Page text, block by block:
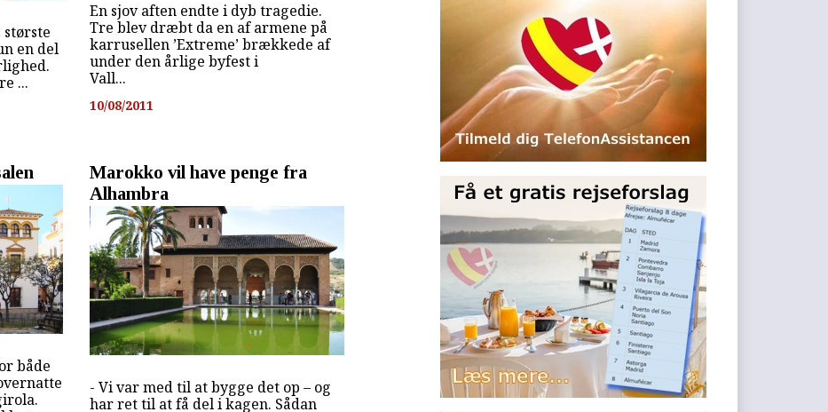
en del
...
En sjov aften endte i dyb tragedie.
Tre blev dræbt da en af armene på
karrusellen ’Extreme’ brækkede af
under den årlige byfest i
Vall...
10/08/2011
både
Marokko vil have penge fra
Alhambra
- Vi var med til at bygge det op – og
har ret til at få del i kagen. Sådan